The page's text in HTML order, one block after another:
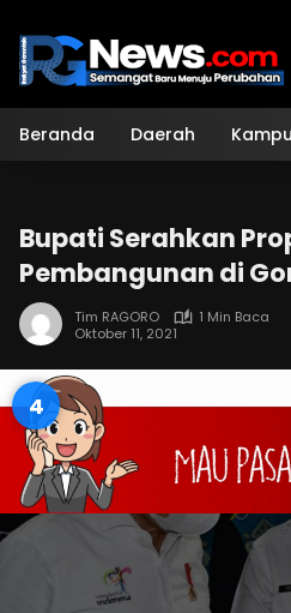
konten
Beranda Daerah
Bupati Serahkan
Pembangunan di
Tim RAGORO
1 Min Baca
Oktober 11, 2021
3